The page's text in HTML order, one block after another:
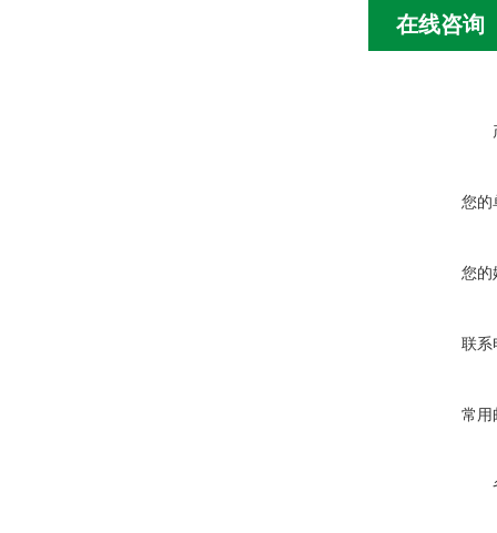
在线咨询
您的
您的
联系
常用